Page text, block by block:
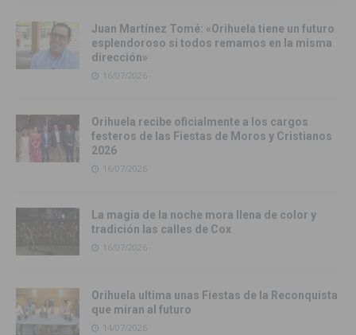
Juan Martínez Tomé: «Orihuela tiene un futuro
esplendoroso si todos remamos en la misma
dirección»
16/07/2026
Orihuela recibe oficialmente a los cargos
festeros de las Fiestas de Moros y Cristianos
2026
16/07/2026
La magia de la noche mora llena de color y
tradición las calles de Cox
16/07/2026
Orihuela ultima unas Fiestas de la Reconquista
que miran al futuro
14/07/2026